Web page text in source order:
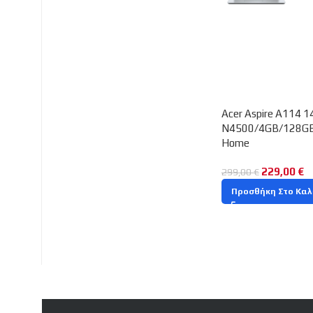
Acer Aspire A114
N4500/4GB/
Home
299,00€ 229,00 €
Προσθήκη Στο